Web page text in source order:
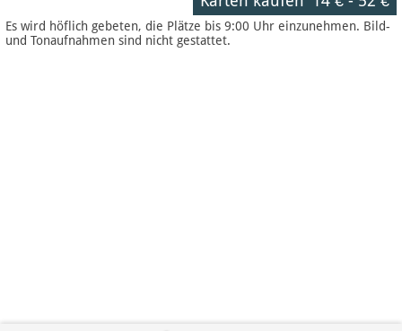
Es wird höflich gebeten, die Plätze bis 9:00 Uhr einzunehmen. Bild-
und Tonaufnahmen sind nicht gestattet.